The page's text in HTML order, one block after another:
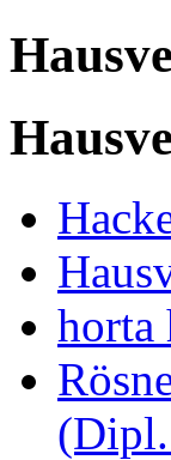
horta